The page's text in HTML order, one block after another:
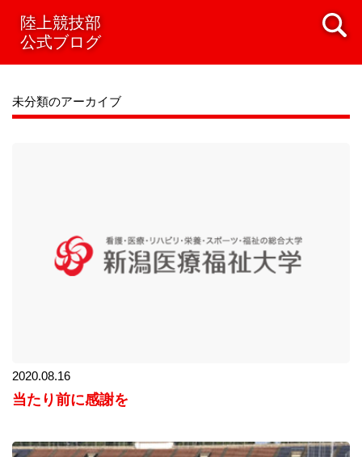
陸上競技部
公式ブログ
未分類のアーカイブ
2020.08.16
当たり前に感謝を